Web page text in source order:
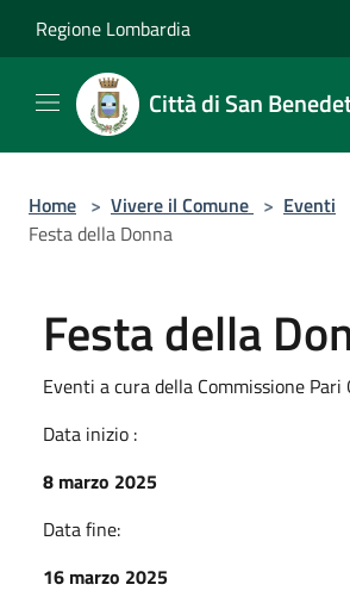
Regione Lombardia
Città di San
Home > Vivere il Comune > Eventi
Festa della Donna
Festa della
Eventi a cura della Commissione
Data inizio :
8 marzo 2025
Data fine:
16 marzo 2025